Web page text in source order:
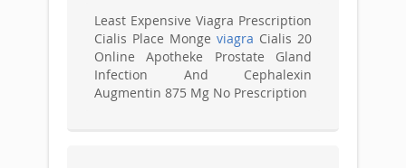
Least Expensive Viagra Prescription
Cialis Place Monge viagra Cialis 20
Online Apotheke Prostate Gland
Infection And Cephalexin
Augmentin 875 Mg No Prescription